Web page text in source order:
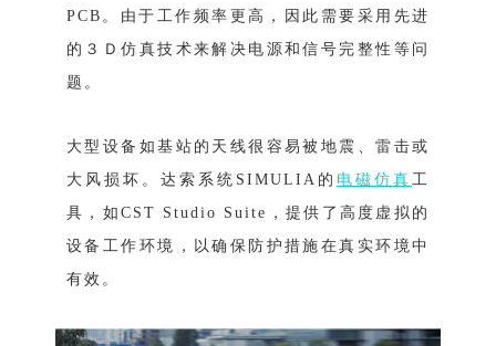
PCB。由于工作频率更高，因此需要采用先进
的３Ｄ仿真技术来解决电源和信号完整性等问
题。
大型设备如基站的天线很容易被地震、雷击或
大风损坏。达索系统SIMULIA的 电磁仿真 工
具，如CST Studio Suite，提供了高度虚拟的
设备工作环境，以确保防护措施在真实环境中
有效。